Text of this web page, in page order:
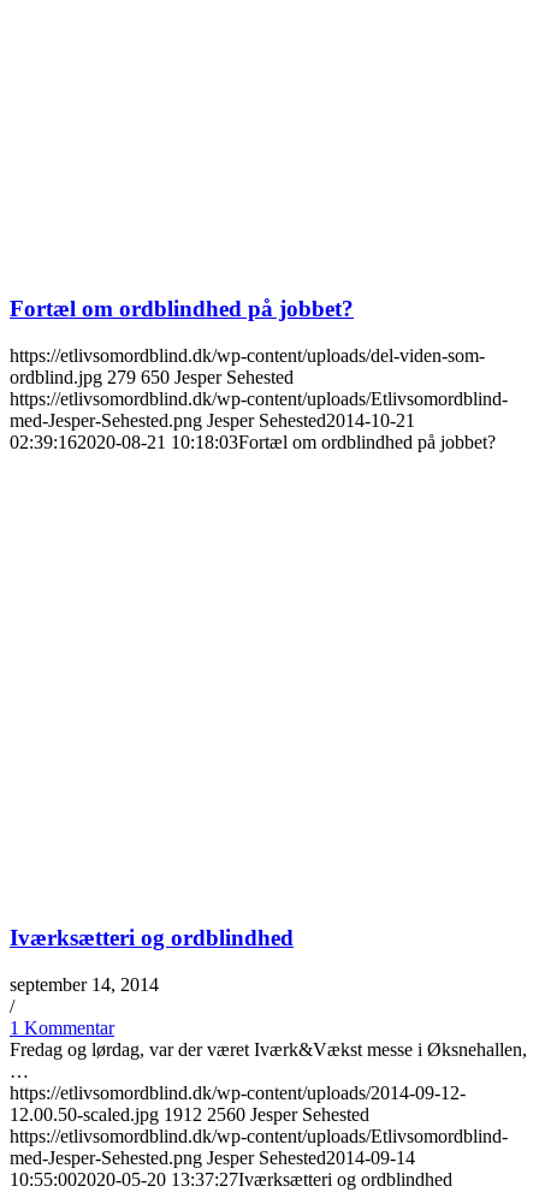
Fortæl om ordblindhed på jobbet?
https://etlivsomordblind.dk/wp-content/uploads/del-viden-som-
ordblind.jpg 279 650 Jesper Sehested
https://etlivsomordblind.dk/wp-content/uploads/Etlivsomordblind-
med-Jesper-Sehested.png Jesper Sehested2014-10-21
02:39:162020-08-21 10:18:03Fortæl om ordblindhed på jobbet?
Iværksætteri og ordblindhed
september 14, 2014
/
1 Kommentar
Fredag og lørdag, var der været Iværk&Vækst messe i Øksnehallen,
…
https://etlivsomordblind.dk/wp-content/uploads/2014-09-12-
12.00.50-scaled.jpg 1912 2560 Jesper Sehested
https://etlivsomordblind.dk/wp-content/uploads/Etlivsomordblind-
med-Jesper-Sehested.png Jesper Sehested2014-09-14
10:55:002020-05-20 13:37:27Iværksætteri og ordblindhed